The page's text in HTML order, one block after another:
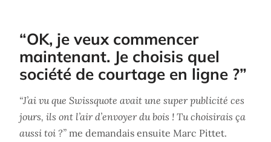
“OK, je veux commencer
maintenant. Je choisis quel
société de courtage en ligne ?”
“J’ai vu que Swissquote avait une super publicité ces
jours, ils ont l’air d’envoyer du bois ! Tu choisirais ça
aussi toi ?” me demandais ensuite Marc Pittet.